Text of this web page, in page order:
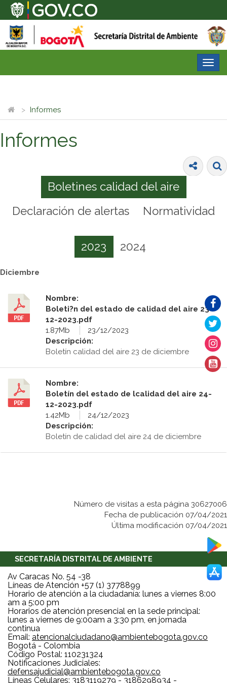
Informes
Informes
Boletines calidad del aire
Declaración de alertas
Normatividad
2023 2024
Diciembre
Nombre:
Boleti?n del estado de calidad del aire 23-
12-2023.pdf
1.87Mb
23/12/2023
Descripción:
Boletín calidad del aire 23 de diciembre
Nombre:
Boletín del estado de lcalidad del aire 24-
12-2023.pdf
1.42Mb
24/12/2023
Descripción:
Boletín de calidad del aire 24 de diciembre
Número de visitas a esta página 30627006
Fecha de publicación 07/04/2021
Última modificación 07/04/2021
SECRETARÍA DISTRITAL DE AMBIENTE
Av Caracas No. 54 -38
Líneas de Atención +57 (1) 3778899
Horario de atención a la ciudadanía: lunes a viernes 8:00
am a 5:00 pm
Horarios de atención presencial en la sede principal:
lunes a viernes de 9:00am a 3:30 pm, en jornada
continua
Email: atencionalciudadano@ambientebogota.gov.co
Bogotá - Colombia
Código Postal: 110231324
Notificaciones Judiciales:
defensajudicial@ambientebogota.gov.co
Líneas Celulares: 3183119279 - 3186298934 -